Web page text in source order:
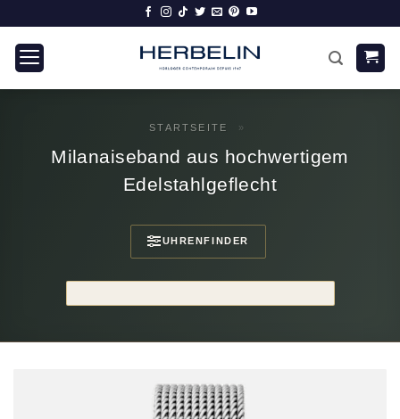
springen
STARTSEITE »
Milanaiseband aus hochwertigem
Edelstahlgeflecht
UHRENFINDER